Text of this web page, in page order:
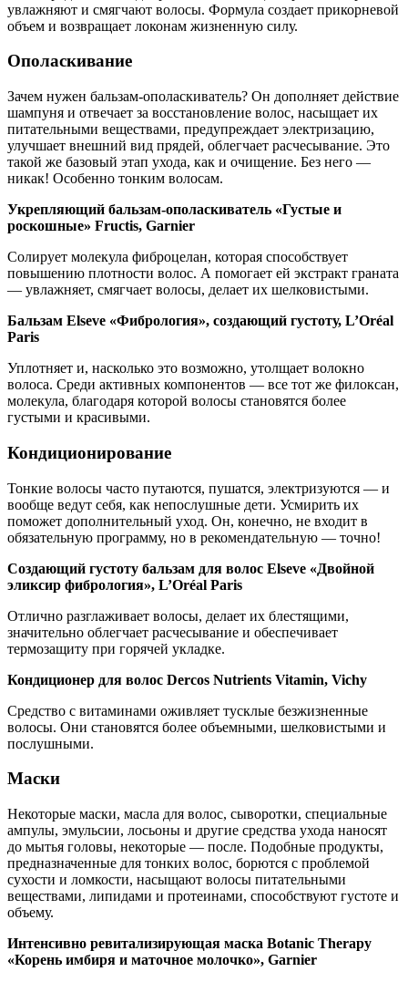
увлажняют и смягчают волосы. Формула создает прикорневой
объем и возвращает локонам жизненную силу.
Ополаскивание
Зачем нужен бальзам-ополаскиватель? Он дополняет действие
шампуня и отвечает за восстановление волос, насыщает их
питательными веществами, предупреждает электризацию,
улучшает внешний вид прядей, облегчает расчесывание. Это
такой же базовый этап ухода, как и очищение. Без него —
никак! Особенно тонким волосам.
Укрепляющий бальзам-ополаскиватель «Густые и
роскошные» Fructis, Garnier
Солирует молекула фиброцелан, которая способствует
повышению плотности волос. А помогает ей экстракт граната
— увлажняет, смягчает волосы, делает их шелковистыми.
Бальзам Elseve «Фибрология», создающий густоту, L’Oréal
Paris
Уплотняет и, насколько это возможно, утолщает волокно
волоса. Среди активных компонентов — все тот же филоксан,
молекула, благодаря которой волосы становятся более
густыми и красивыми.
Кондиционирование
Тонкие волосы часто путаются, пушатся, электризуются — и
вообще ведут себя, как непослушные дети. Усмирить их
поможет дополнительный уход. Он, конечно, не входит в
обязательную программу, но в рекомендательную — точно!
Cоздающий густоту бальзам для волос Elseve «Двойной
эликсир фибрология», L’Oréal Paris
Отлично разглаживает волосы, делает их блестящими,
значительно облегчает расчесывание и обеспечивает
термозащиту при горячей укладке.
Кондиционер для волос Dercos Nutrients Vitamin, Vichy
Средство с витаминами оживляет тусклые безжизненные
волосы. Они становятся более объемными, шелковистыми и
послушными.
Маски
Некоторые маски, масла для волос, сыворотки, специальные
ампулы, эмульсии, лосьоны и другие средства ухода наносят
до мытья головы, некоторые — после. Подобные продукты,
предназначенные для тонких волос, борются с проблемой
сухости и ломкости, насыщают волосы питательными
веществами, липидами и протеинами, способствуют густоте и
объему.
Интенсивно ревитализирующая маска Botanic Therapy
«Корень имбиря и маточное молочко», Garnier